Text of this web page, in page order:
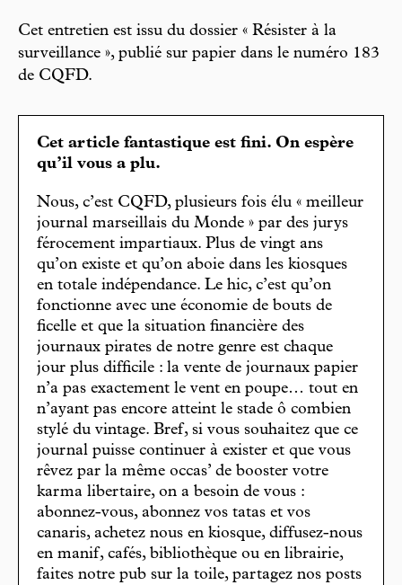
Cet entretien est issu du dossier « Résister à la
surveillance », publié sur papier dans le numéro 183
de CQFD.
Cet article fantastique est fini. On espère
qu’il vous a plu.
Nous, c’est CQFD, plusieurs fois élu « meilleur
journal marseillais du Monde » par des jurys
férocement impartiaux. Plus de vingt ans
qu’on existe et qu’on aboie dans les kiosques
en totale indépendance. Le hic, c’est qu’on
fonctionne avec une économie de bouts de
ficelle et que la situation financière des
journaux pirates de notre genre est chaque
jour plus difficile : la vente de journaux papier
n’a pas exactement le vent en poupe… tout en
n’ayant pas encore atteint le stade ô combien
stylé du vintage. Bref, si vous souhaitez que ce
journal puisse continuer à exister et que vous
rêvez par la même occas’ de booster votre
karma libertaire, on a besoin de vous :
abonnez-vous, abonnez vos tatas et vos
canaris, achetez nous en kiosque, diffusez-nous
en manif, cafés, bibliothèque ou en librairie,
faites notre pub sur la toile, partagez nos posts